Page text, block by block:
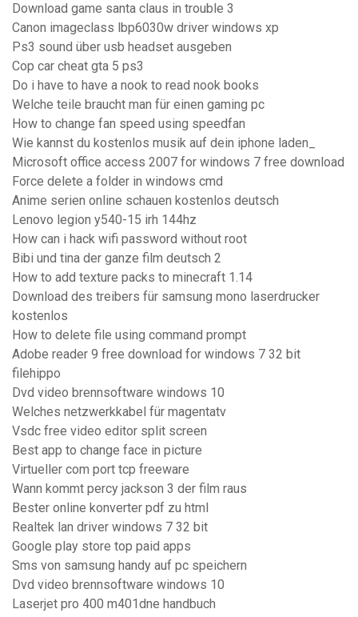
Download game santa claus in trouble 3
Canon imageclass lbp6030w driver windows xp
Ps3 sound über usb headset ausgeben
Cop car cheat gta 5 ps3
Do i have to have a nook to read nook books
Welche teile braucht man für einen gaming pc
How to change fan speed using speedfan
Wie kannst du kostenlos musik auf dein iphone laden_
Microsoft office access 2007 for windows 7 free download
Force delete a folder in windows cmd
Anime serien online schauen kostenlos deutsch
Lenovo legion y540-15 irh 144hz
How can i hack wifi password without root
Bibi und tina der ganze film deutsch 2
How to add texture packs to minecraft 1.14
Download des treibers für samsung mono laserdrucker
kostenlos
How to delete file using command prompt
Adobe reader 9 free download for windows 7 32 bit
filehippo
Dvd video brennsoftware windows 10
Welches netzwerkkabel für magentatv
Vsdc free video editor split screen
Best app to change face in picture
Virtueller com port tcp freeware
Wann kommt percy jackson 3 der film raus
Bester online konverter pdf zu html
Realtek lan driver windows 7 32 bit
Google play store top paid apps
Sms von samsung handy auf pc speichern
Dvd video brennsoftware windows 10
Laserjet pro 400 m401dne handbuch